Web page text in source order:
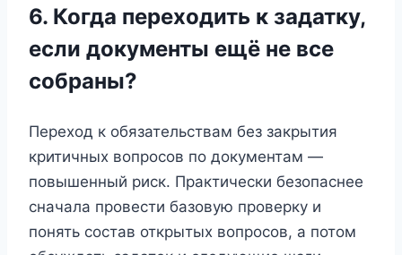
6. Когда переходить к задатку,
если документы ещё не все
собраны?
Переход к обязательствам без закрытия
критичных вопросов по документам —
повышенный риск. Практически безопаснее
сначала провести базовую проверку и
понять состав открытых вопросов, а потом